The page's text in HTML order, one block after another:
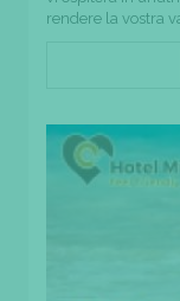
rendere la vostra